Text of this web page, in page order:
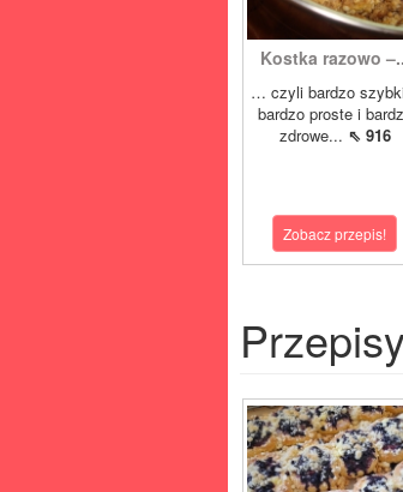
Kostka razowo
… czyli bardzo
bardzo proste i
zdrowe... ⇖ 916
Zobacz przepis!